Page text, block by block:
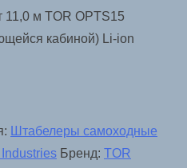
11,0 м TOR OPTS15
кабиной) Li-ion
Штабелеры самоходные
Бренд: TOR